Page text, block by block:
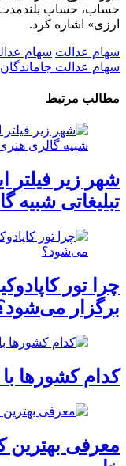
حساب، حساب
ارزی» اشاره کرد.
سهام عدالت سهام عدالت
سهام عدالت جاماندگان
مطالب مرتبط
شهر زیر فیلتر
تبلیغاتی
چرا تور
برگزار
کدام کشورها
معرفی بهترین